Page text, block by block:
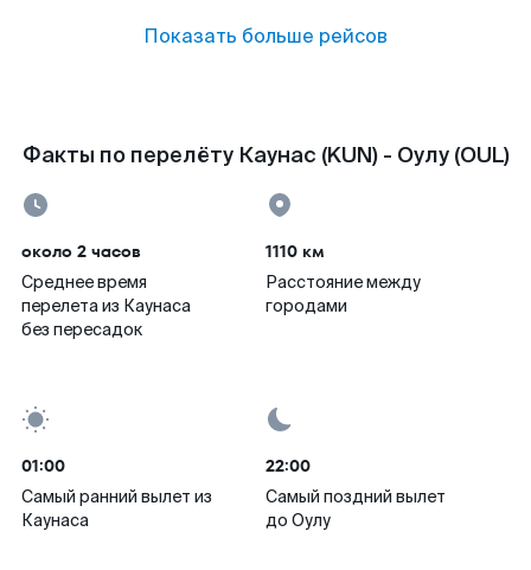
Показать больше рейсов
Факты по перелёту Каунас (KUN) - Оулу (OUL)
около 2 часов
Среднее время
перелета из Каунаса
без пересадок
1110 км
Расстояние между
городами
01:00
Самый ранний вылет из
Каунаса
22:00
Самый поздний вылет
до Оулу